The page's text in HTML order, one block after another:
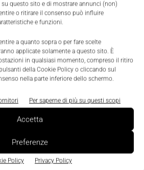
questo sito e di mostrare annunci (non)
o ritirare il consenso può influire
e funzioni.
a quanto sopra o per fare scelte
applicate solamente a questo sito. È
in qualsiasi momento, compreso il ritiro
della Cookie Policy o cliccando sul
nella parte inferiore dello schermo.
Per saperne di più su questi scopi
Accetta
Preferenze
Policy Privacy Policy
legati ai fornitori,
a mantenere basso il
alla cybersecurity nella
poco integrati
il 55,6% delle aziende dedica
mese all’aggiornamento dei
Solo il 44% dispone di
reale, mentre le principali